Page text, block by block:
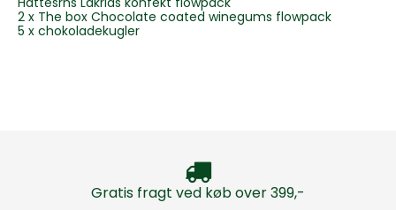
2 x The box Chocolate coated winegums flowpack
5 x chokoladekugler
Gratis fragt ved køb over 399,-